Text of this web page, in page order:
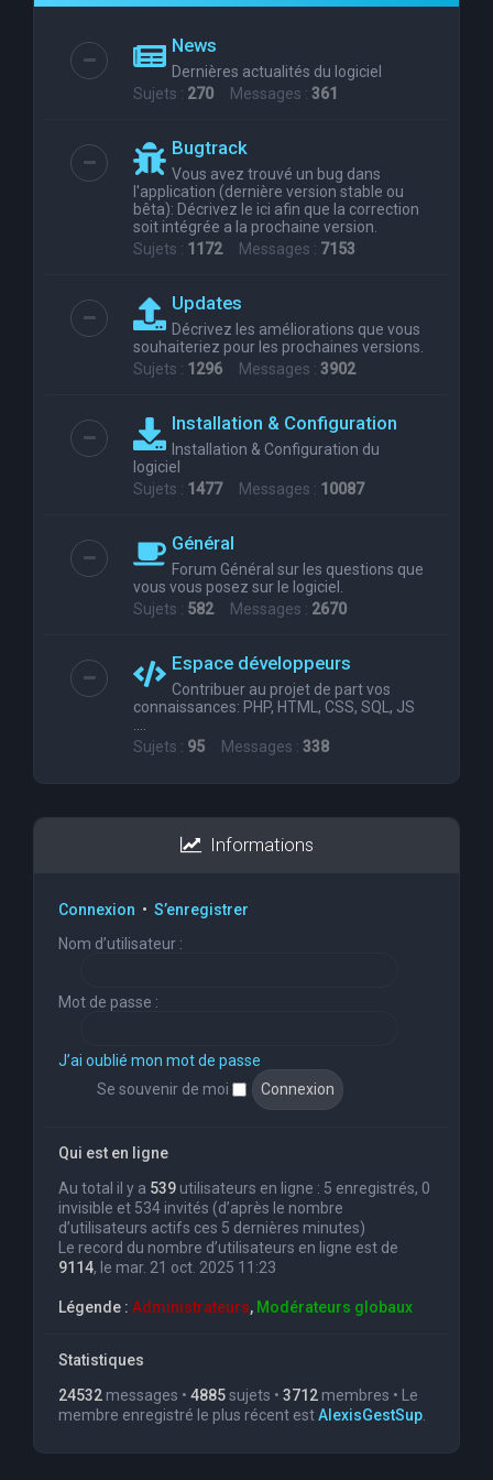
News
Dernières actualités du logiciel
Sujets : 270 Messages : 361
Bugtrack
Vous avez trouvé un bug dans
l'application (dernière version stable ou
bêta): Décrivez le ici afin que la correction
soit intégrée a la prochaine version.
Sujets : 1172Messages : 7153
Updates
Décrivez les améliorations que vous
souhaiteriez pour les prochaines versions.
Sujets : 1296 Messages : 3902
Installation & Configuration
Installation & Configuration du
logiciel
Sujets : 1477Messages : 10087
Général
Forum Général sur les questions que
vous vous posez sur le logiciel.
Sujets : 582Messages : 2670
Espace développeurs
Contribuer au projet de part vos
connaissances: PHP, HTML, CSS, SQL, JS
....
Sujets : 95 Messages : 338
Informations
Connexion • S’enregistrer
Nom d’utilisateur :
Mot de passe :
J’ai oublié mon mot de passe
Se souvenir de moi
Qui est en ligne
Au total il y a 539 utilisateurs en ligne : 5 enregistrés, 0
invisible et 534 invités (d’après le nombre
d’utilisateurs actifs ces 5 dernières minutes)
Le record du nombre d’utilisateurs en ligne est de
9114, le mar. 21 oct. 2025 11:23
Légende : Administrateurs, Modérateurs globaux
Statistiques
24532 messages • 4885sujets • 3712 membres • Le
membre enregistré le plus récent estAlexisGestSup.